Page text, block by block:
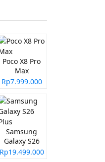
Poco X8 Pro
Max
Rp7.999.000
Samsung
Galaxy S26
Plus
Rp19.499.000